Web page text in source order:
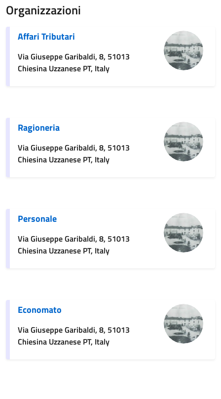
Organizzazioni
Affari Tributari
Via Giuseppe Garibaldi, 8, 51013
Chiesina Uzzanese PT, Italy
Ragioneria
Via Giuseppe Garibaldi, 8, 51013
Chiesina Uzzanese PT, Italy
Personale
Via Giuseppe Garibaldi, 8, 51013
Chiesina Uzzanese PT, Italy
Economato
Via Giuseppe Garibaldi, 8, 51013
Chiesina Uzzanese PT, Italy